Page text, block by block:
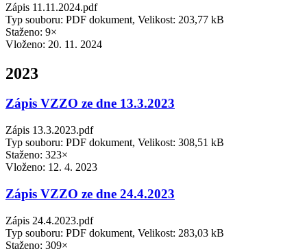
Zápis 11.11.2024.pdf
Typ souboru: PDF dokument, Velikost: 203,77 kB
Staženo: 9×
Vloženo: 20. 11. 2024
2023
Zápis VZZO ze dne 13.3.2023
Zápis 13.3.2023.pdf
Typ souboru: PDF dokument, Velikost: 308,51 kB
Staženo: 323×
Vloženo: 12. 4. 2023
Zápis VZZO ze dne 24.4.2023
Zápis 24.4.2023.pdf
Typ souboru: PDF dokument, Velikost: 283,03 kB
Staženo: 309×